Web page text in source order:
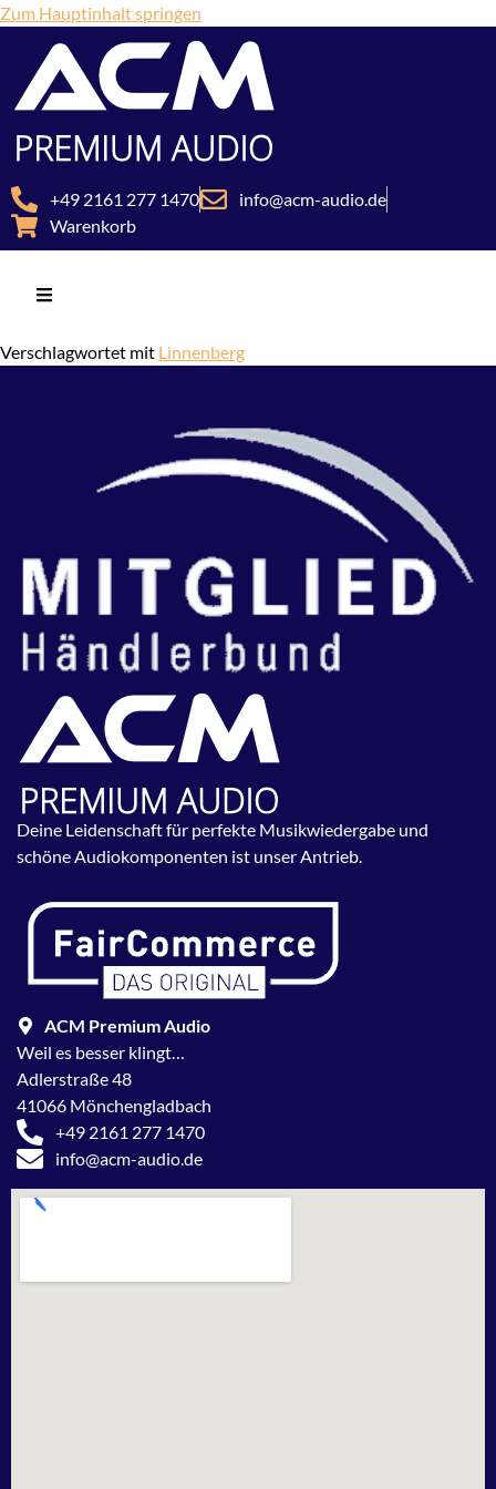
Zum Hauptinhalt springen
+49 2161 277 1470
info@acm-audio.de
Warenkorb
Verschlagwortet mit Linnenberg
Deine Leidenschaft für perfekte Musikwiedergabe und
schöne Audiokomponenten ist unser Antrieb.
ACM Premium Audio
Weil es besser klingt…
Adlerstraße 48
41066 Mönchengladbach
+49 2161 277 1470
info@acm-audio.de